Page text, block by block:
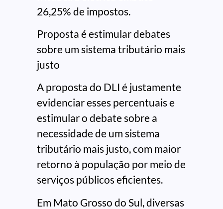
26,25% de impostos.
Proposta é estimular debates
sobre um sistema tributário mais
justo
A proposta do DLI é justamente
evidenciar esses percentuais e
estimular o debate sobre a
necessidade de um sistema
tributário mais justo, com maior
retorno à população por meio de
serviços públicos eficientes.
Em Mato Grosso do Sul, diversas